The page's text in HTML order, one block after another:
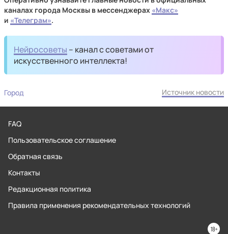
каналах города Москвы в мессенджерах «Макс»
и «Телеграм».
Нейросоветы – канал с советами от
искусственного интеллекта!
Город Источник новости
FAQ
Пользовательское соглашение
Обратная связь
Контакты
Редакционная политика
Правила применения рекомендательных технологий